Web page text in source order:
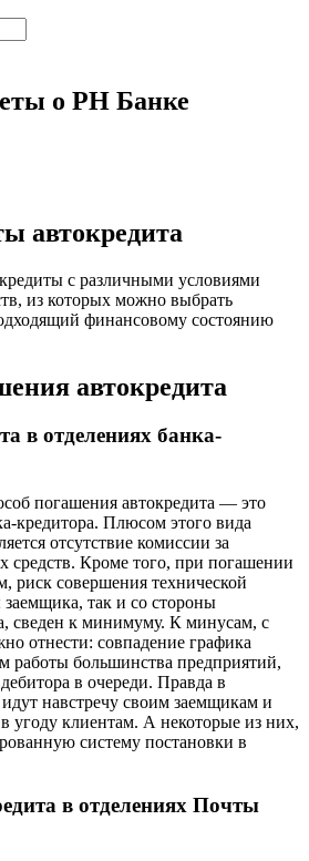
о РН Банке
автокредита
с различными условиями
из которых можно выбрать
финансовому состоянию
автокредита
в отделениях банка-
погашения автокредита — это
кредитора. Плюсом этого вида
отсутствие комиссии за
средств. Кроме того, при погашении
риск совершения технической
так и со стороны
сведен к минимуму. К минусам, с
отнести: совпадение графика
работы большинства предприятий,
в очереди. Правда в
навстречу своим заемщикам и
угоду клиентам. А некоторые из них,
систему постановки в
в отделениях Почты